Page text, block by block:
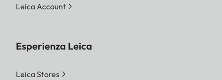
Leica Account
Esperienza Leica
Leica Stores